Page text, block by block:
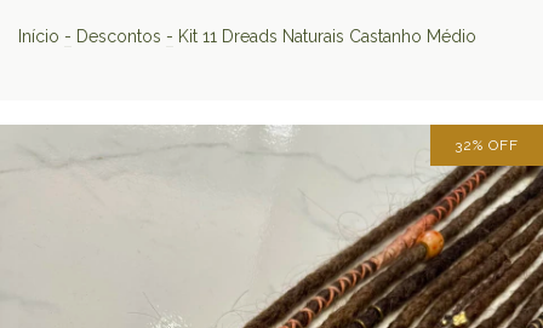
Início - Descontos - Kit 11 Dreads Naturais Castanho Médio
32% OFF